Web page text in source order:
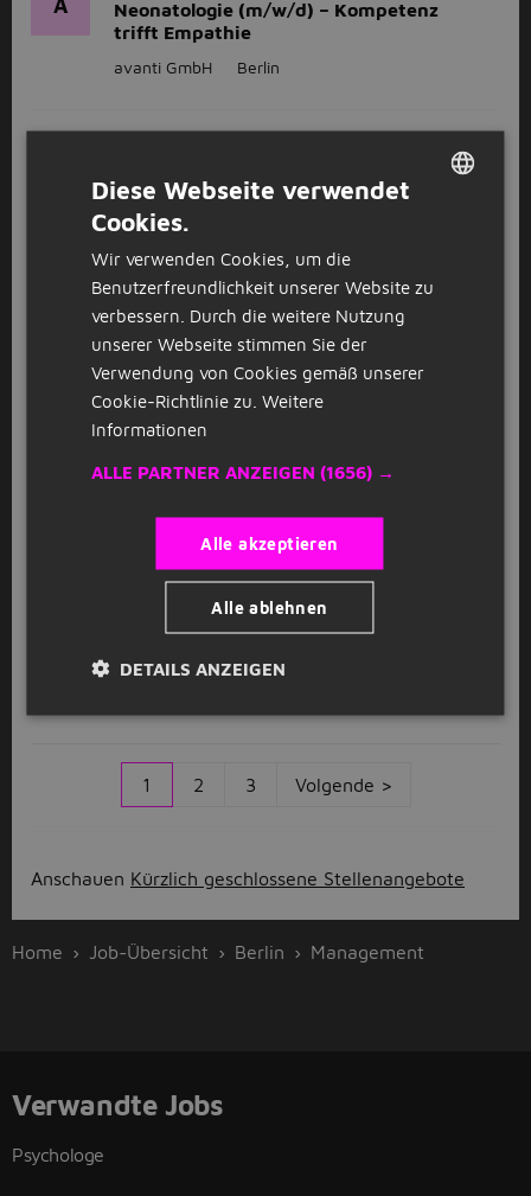
A
Neonatologie (m/w/d) – Kompetenz
trifft Empathie
avanti GmbH Berlin
Operationstechnischer Assistent
(m/w/d) Dienstwagen
avanti GmbH
GESPONSERT
Mechatroniker (m/w/d)
Randstad Deutschland Berlin
Maschinen- und Anlagenführer
Randstad Deutschland Berlin
1 2 3 Volgende >
Anschauen Kürzlich geschlossene Stellenangebote
Home Job-Übersicht Berlin Management
Verwandte Jobs
Psychologe
Diese Webseite verwendet
Cookies.
Wir verwenden Cookies, um die
Benutzerfreundlichkeit unserer Website zu
verbessern. Durch die weitere Nutzung
unserer Webseite stimmen Sie der
Verwendung von Cookies gemäß unserer
Cookie-Richtlinie zu. Weitere
Informationen
ALLE PARTNER ANZEIGEN (1656) →
Alle akzeptieren
Alle ablehnen
DETAILS ANZEIGEN